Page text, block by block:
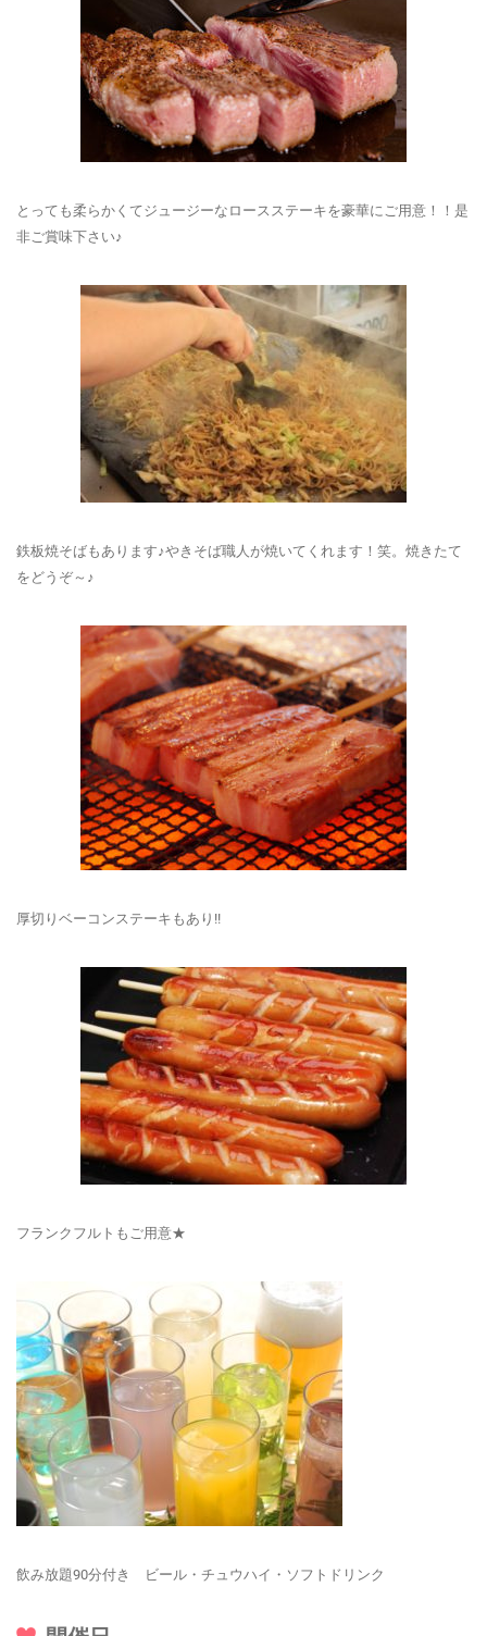
とっても柔らかくてジュージーなロースステーキを豪華にご用意！！是
非ご賞味下さい♪
鉄板焼そばもあります♪やきそば職人が焼いてくれます！笑。焼きたて
をどうぞ～♪
厚切りベーコンステーキもあり!!
フランクフルトもご用意★
飲み放題90分付き ビール・チュウハイ・ソフトドリンク